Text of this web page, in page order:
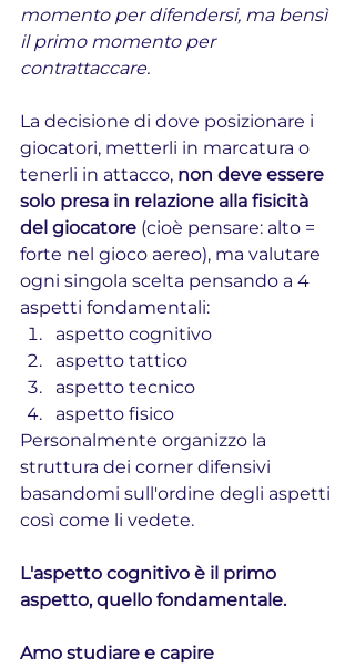
momento per difendersi, ma bensì
il primo momento per
contrattaccare.
La decisione di dove posizionare i
giocatori, metterli in marcatura o
tenerli in attacco, non deve essere
solo presa in relazione alla fisicità
del giocatore (cioè pensare: alto =
forte nel gioco aereo), ma valutare
ogni singola scelta pensando a 4
aspetti fondamentali:
aspetto cognitivo
aspetto tattico
aspetto tecnico
aspetto fisico
Personalmente organizzo la
struttura dei corner difensivi
basandomi sull'ordine degli aspetti
così come li vedete.
L'aspetto cognitivo è il primo
aspetto, quello fondamentale.
Amo studiare e capire